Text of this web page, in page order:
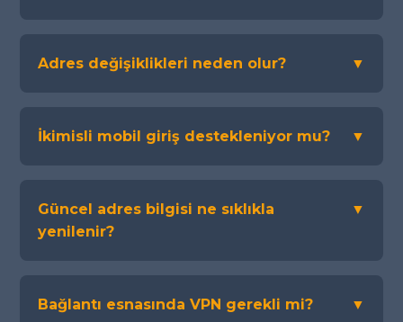
Adres değişiklikleri neden olur? ▼
İkimisli mobil giriş destekleniyor mu? ▼
Güncel adres bilgisi ne sıklıkla
yenilenir?
▼
Bağlantı esnasında VPN gerekli mi? ▼